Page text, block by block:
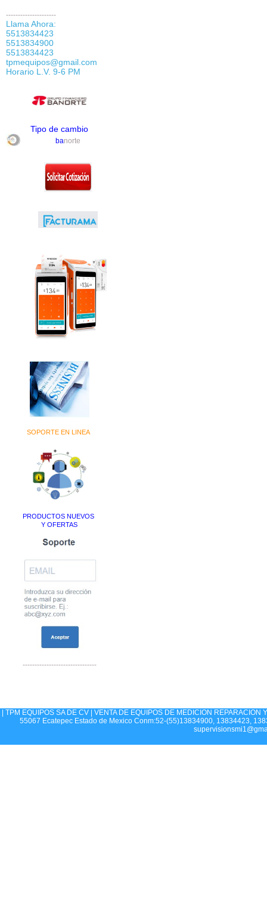
---------------------
Llama Ahora:
5513834423
5513834900
5513834423
tpmequipos@gmail.com
Horario L.V. 9-6 PM
Tipo de cambio
banorte
SOPORTE EN LINEA
PRODUCTOS NUEVOS
Y OFERTAS
-------------------------------
| TPM EQUIPOS SA DE CV | VENTA DE EQUIPOS DE MEDICION
55067 Ecatepec Estado de Mexico Conm:52-(55)13834900, 13834423,